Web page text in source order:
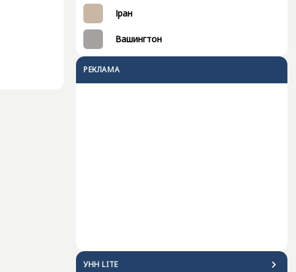
Іран
Вашингтон
РЕКЛАМА
УНН LITE